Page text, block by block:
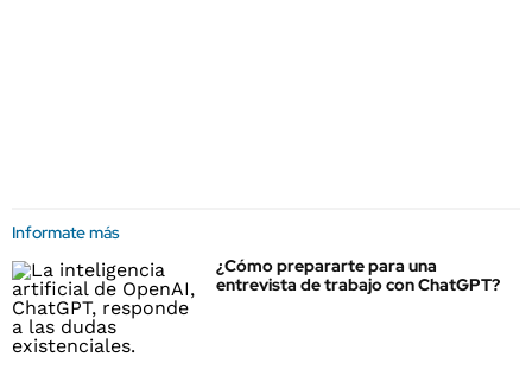
Informate más
¿Cómo prepararte para una
entrevista de trabajo con ChatGPT?